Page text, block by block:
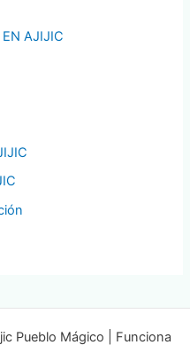
EN AJIJIC
Pueblo Mágico | Funciona